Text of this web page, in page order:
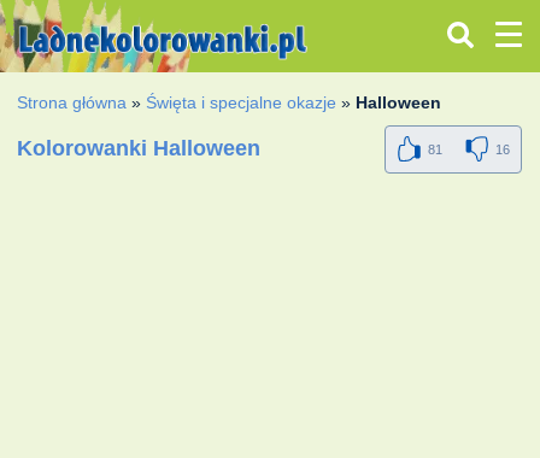
Strona główna » Święta i specjalne okazje » Halloween
Kolorowanki Halloween 81 16